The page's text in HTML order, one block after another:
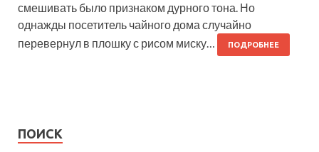
смешивать было признаком дурного тона. Но
однажды посетитель чайного дома случайно
перевернул в плошку с рисом миску…
ПОДРОБНЕЕ
ПОИСК